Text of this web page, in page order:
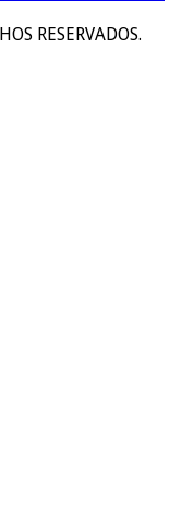
RESERVADOS.